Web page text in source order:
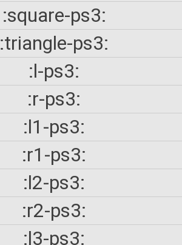
:square-ps3:
:triangle-ps3:
:l-ps3:
:r-ps3:
:l1-ps3:
:r1-ps3:
:l2-ps3:
:r2-ps3:
:l3-ps3: